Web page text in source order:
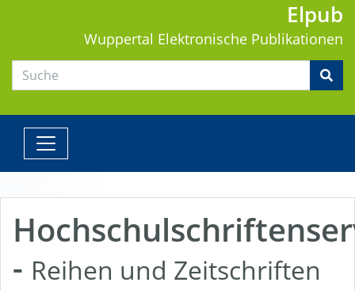
Elpub
Wuppertal Elektronische Publikationen
- Reihen und Zeitschriften